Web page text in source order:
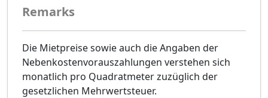
Remarks
Die Mietpreise sowie auch die Angaben der
Nebenkostenvorauszahlungen verstehen sich
monatlich pro Quadratmeter zuzüglich der
gesetzlichen Mehrwertsteuer.